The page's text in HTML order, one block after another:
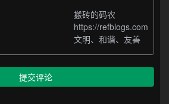
搬砖的码农
https://refblogs.com
文明、和谐、友善
提交评论